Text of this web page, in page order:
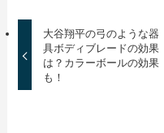
大谷翔平の弓のような器
具ボディブレードの効果
は？カラーボールの効果
も！